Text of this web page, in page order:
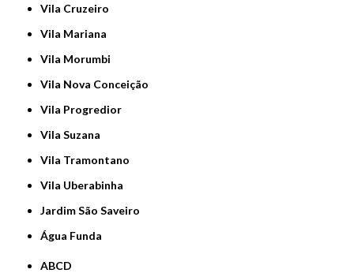
Vila Cruzeiro
Vila Mariana
Vila Morumbi
Vila Nova Conceição
Vila Progredior
Vila Suzana
Vila Tramontano
Vila Uberabinha
jardim São Saveiro
Água Funda
ABCD